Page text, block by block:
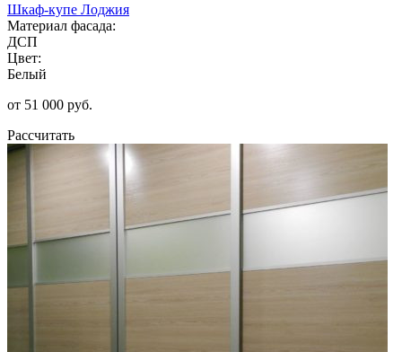
Шкаф-купе Лоджия
Материал фасада:
ДСП
Цвет:
Белый
от 51 000 руб.
Рассчитать